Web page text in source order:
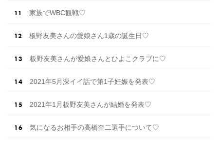
家族でWBC観戦♡
板野友美さんの愛娘さん1歳の誕生日♡
板野友美さんが愛娘さんとひよこクラブに♡
2021年5月深イイ話で第1子妊娠を発表♡
2021年1月板野友美さんが結婚を発表♡
気になるお相手の高橋奎二選手について♡